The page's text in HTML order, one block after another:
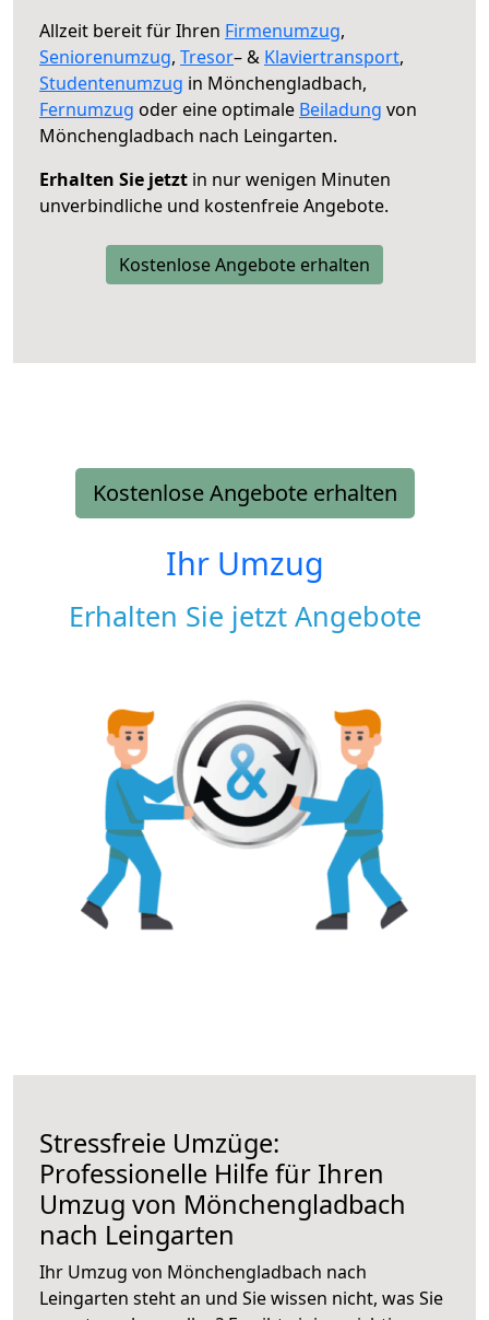
Allzeit bereit für Ihren Firmenumzug,
Seniorenumzug, Tresor– & Klaviertransport,
Studentenumzug in Mönchengladbach,
Fernumzug oder eine optimale Beiladung von
Mönchengladbach nach Leingarten.
Erhalten Sie jetzt in nur wenigen Minuten
unverbindliche und kostenfreie Angebote.
Kostenlose Angebote erhalten
Kostenlose Angebote erhalten
Ihr Umzug
Erhalten Sie jetzt Angebote
Stressfreie Umzüge:
Professionelle Hilfe für Ihren
Umzug von Mönchengladbach
nach Leingarten
Ihr Umzug von Mönchengladbach nach
Leingarten steht an und Sie wissen nicht, was Sie